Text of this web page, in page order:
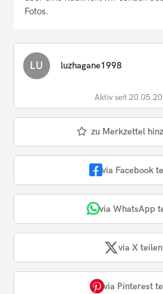
Fotos.
LU luzhagane1998
Aktiv seit
zu Merkzettel
via Facebook
via WhatsApp
via X teilen
via Pinterest